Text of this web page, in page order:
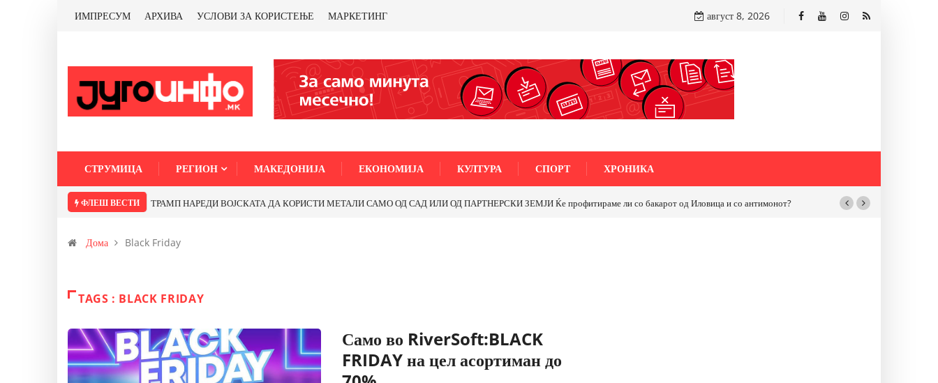
ИМПРЕСУМ АРХИВА УСЛОВИ ЗА КОРИСТЕЊЕ МАРКЕТИНГ август 8, 2026
СТРУМИЦА РЕГИОН МАКЕДОНИЈА ЕКОНОМИЈА КУЛТУРА СПОРТ ХРОНИКА
ФЛЕШ ВЕСТИ ТРАМП НАРЕДИ ВОЈСКАТА ДА КОРИСТИ МЕТАЛИ САМО ОД САД ИЛИ ОД ПАРТНЕРСКИ ЗЕМЈИ Ќе профитираме ли со бакарот од Иловица и со антимонот?
Дома Black Friday
TAGS : BLACK FRIDAY
Само во RiverSoft:BLACK
FRIDAY на цел асортиман до